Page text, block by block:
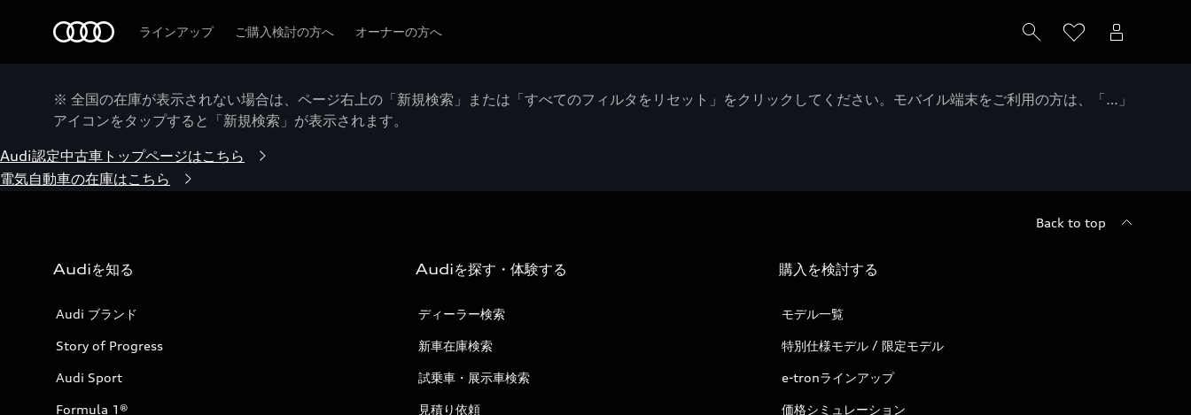
ラインアップ ご購入検討の方へ オーナーの方へ
※ 全国の在庫が表示されない場合は、ページ右上の「新規検索」または「すべてのフィルタをリセット」をクリックしてください。モバイル端末をご利用の方は、「…」
アイコンをタップすると「新規検索」が表示されます。
Audi認定中古車トップページはこちら
電気自動車の在庫はこちら
Back to top
Audiを知る
Audi ブランド
Story of Progress
Audi Sport
Formula 1®
Audiを探す・体験する
ディーラー検索
新車在庫検索
試乗車・展示車検索
見積り依頼
購入を検討する
モデル一覧
特別仕様モデル / 限定モデル
e-tronラインアップ
価格シミュレーション